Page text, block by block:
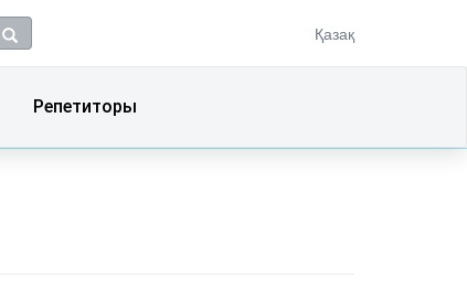
Қазақ
Репетиторы